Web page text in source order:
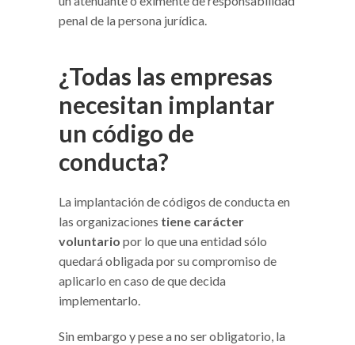
penal de la persona jurídica.
¿Todas las empresas
necesitan implantar
un código de
conducta?
La implantación de códigos de conducta en
las organizaciones tiene carácter
voluntario por lo que una entidad sólo
quedará obligada por su compromiso de
aplicarlo en caso de que decida
implementarlo.
Sin embargo y pese a no ser obligatorio, la